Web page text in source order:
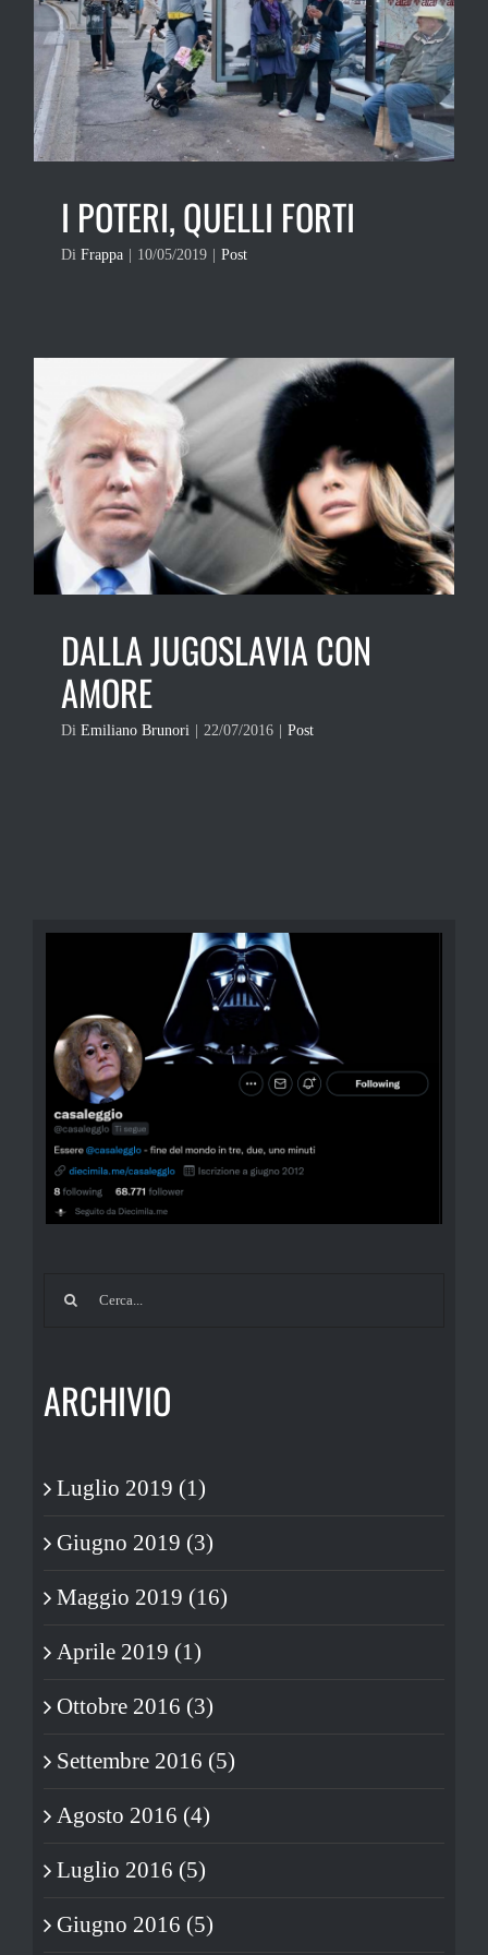
I POTERI, QUELLI FORTI
Di Frappa | 10/05/2019 | Post
DALLA JUGOSLAVIA CON
AMORE
Di Emiliano Brunori 22/07/2016 Post
ARCHIVIO
Luglio 2019 (1)
Giugno 2019 (3)
Maggio 2019 (16)
Aprile 2019 (1)
Ottobre 2016 (3)
Settembre 2016 (5)
Agosto 2016 (4)
Luglio 2016 (5)
Giugno 2016 (5)